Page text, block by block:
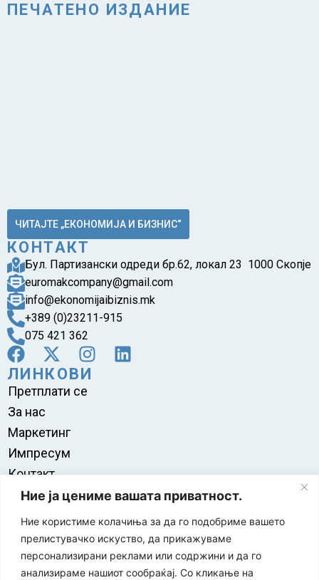
Ние ја цениме вашата приватност.
Ние користиме колачиња за да го подобриме вашето
прелистувачко искуство, да прикажуваме
персонализирани реклами или содржини и да го
анализираме нашиот сообраќај. Со кликање на
ПЕЧАТЕНО ИЗДАНИЕ
ЧИТАЈТЕ „ЕКОНОМИЈА И БИЗНИС“
КОНТАКТ
Бул. Партизански одреди бр.62, локал 23 1000 Скопје
euromakcompany@gmail.com
info@ekonomijaibiznis.mk
+389 (0)23211-915
075 421 362
ЛИНКОВИ
Претплати се
За нас
Маркетинг
Импресум
Контакт
Правила на користење